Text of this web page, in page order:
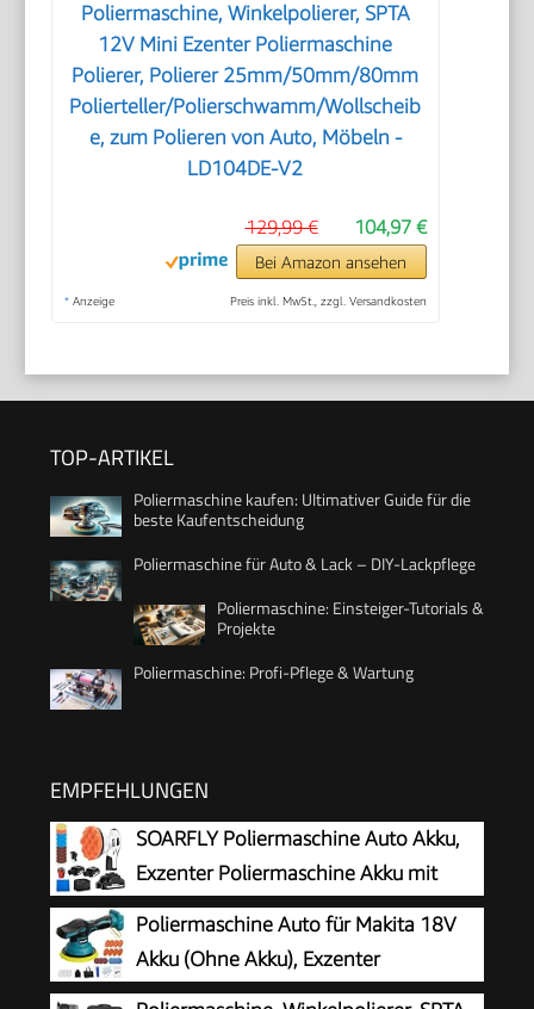
Poliermaschine, Winkelpolierer, SPTA
12V Mini Ezenter Poliermaschine
Polierer, Polierer 25mm/50mm/80mm
Polierteller/Polierschwamm/Wollscheib
e, zum Polieren von Auto, Möbeln -
LD104DE-V2
104,97 €
129,99 €
Bei Amazon ansehen
* Anzeige Preis inkl. MwSt., zzgl. Versandkosten
TOP-ARTIKEL
Poliermaschine kaufen: Ultimativer Guide für die
beste Kaufentscheidung
Poliermaschine für Auto & Lack – DIY-Lackpflege
Poliermaschine: Einsteiger-Tutorials &
Projekte
Poliermaschine: Profi-Pflege & Wartung
EMPFEHLUNGEN
SOARFLY Poliermaschine Auto Akku,
Exzenter Poliermaschine Akku mit
2x2.0Ah 21V Batterie, 6 variable
Geschwindigkeiten, 3200–6600 U/min, für die
Autodetailing, Scheinwerfer Aufbereitung
Poliermaschine Auto für Makita 18V
Akku (Ohne Akku), Exzenter
poliermaschine, 8 Variable